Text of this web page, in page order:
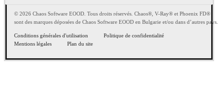
© 2026 Chaos Software EOOD. Tous droits réservés. Chaos®, V-Ray® et Phoenix FD®
sont des marques déposées de Chaos Software EOOD en Bulgarie et/ou dans d’autres pays.
Conditions générales d'utilisation
Politique de confidentialité
Mentions légales
Plan du site